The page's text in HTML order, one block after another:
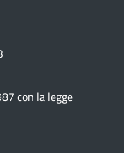
con la legge